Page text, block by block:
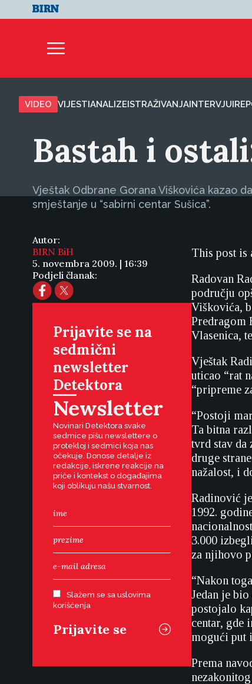
VIDEO VIJESTIANALIZEISTRAŽIVANJAINTERVJUI
Bastah i
Vještak Odbrane Gorana Viškovića kazao
smještanje u “sabirni centar Sušica”.
Autor:
BIRN BiH
5. novembra 2009. | 16:39
Podjeli članak:
Prijavite se na
sedmični
newsletter
Detektora
Newsletter
Novinari Detektora svake
sedmice pišu newslettere o
protekloj i sedmici koja nas
očekuje. Donose detalje iz
redakcije, iskrene reakcije na
priče i kontekst o događajima
koji oblikuju našu stvarnost.
Slažem se sa uslovima
korišćenja
This post is
Radovan
području
Viškovića,
Predragom
Vlasenica,
Vještak
uticao “rat
“pripreme
“Postoji
Ta bitna
tvrd stav da
druge
nažalost, i
Radinović
1992.
3.000
za njihovo
“Nakon
Jedan je
postojalo
centar, gde
mogući put
Prema